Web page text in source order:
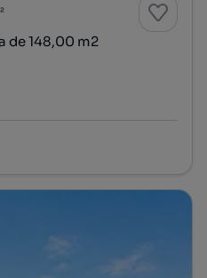
de 148,00 m2